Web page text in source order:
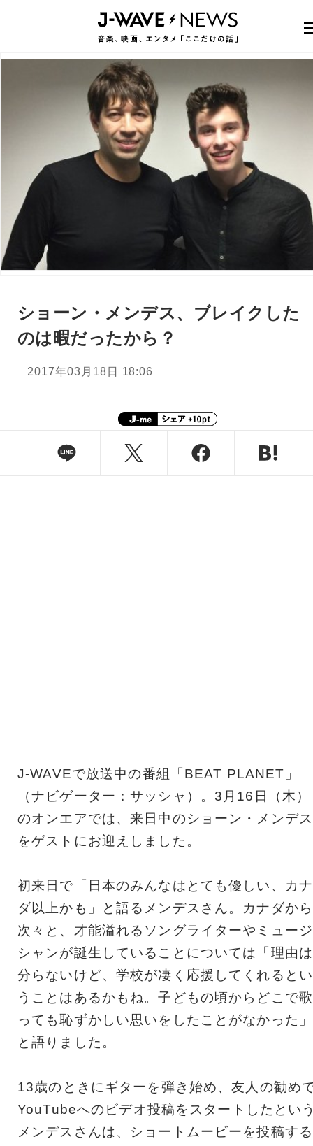
ショーン・メンデス、ブレイクした
のは暇だったから？
2017年03月18日 18:06
J-WAVEで放送中の番組「BEAT PLANET」
（ナビゲーター：サッシャ）。3月16日（木）
のオンエアでは、来日中のショーン・メンデス
をゲストにお迎えしました。
初来日で「日本のみんなはとても優しい、カナ
ダ以上かも」と語るメンデスさん。カナダから
次々と、才能溢れるソングライターやミュージ
シャンが誕生していることについては「理由は
分らないけど、学校が凄く応援してくれるとい
うことはあるかもね。子どもの頃からどこで歌
っても恥ずかしい思いをしたことがなかった」
と語りました。
13歳のときにギターを弾き始め、友人の勧め
YouTubeへのビデオ投稿をスタートしたとい
メンデスさんは、ショートムービーを投稿する